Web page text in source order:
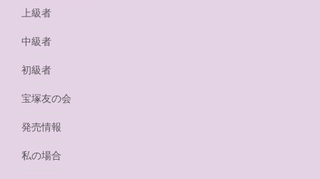
上級者
中級者
初級者
宝塚友の会
発売情報
私の場合